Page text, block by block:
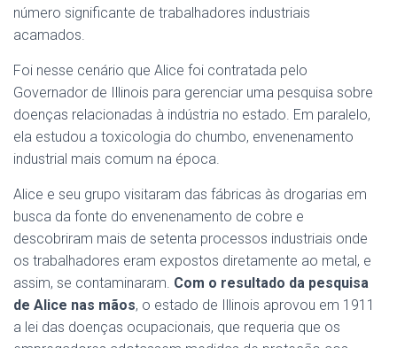
número significante de trabalhadores industriais
acamados.
Foi nesse cenário que Alice foi contratada pelo
Governador de Illinois para gerenciar uma pesquisa sobre
doenças relacionadas à indústria no estado. Em paralelo,
ela estudou a toxicologia do chumbo, envenenamento
industrial mais comum na época.
Alice e seu grupo visitaram das fábricas às drogarias em
busca da fonte do envenenamento de cobre e
descobriram mais de setenta processos industriais onde
os trabalhadores eram expostos diretamente ao metal, e
assim, se contaminaram. Com o resultado da pesquisa
de Alice nas mãos, o estado de Illinois aprovou em 1911
a lei das doenças ocupacionais, que requeria que os